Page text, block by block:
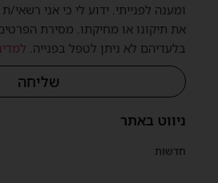
ניווט באתר
חדשות
ומענה לפנייתי. ידוע לי כי אני
את תיקונו או מחיקתו. מסירת
בלעדיהם לא ניתן לטפל בפנייה.
שליחה